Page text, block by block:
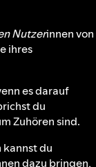
Nutzerinnen von
ihres
es darauf
du
Zuhören sind.
kannst du
dazu bringen,